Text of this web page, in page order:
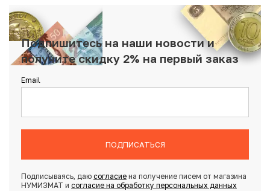
Подпишитесь на наши новости и
получите скидку 2% на первый заказ
Email
ПОДПИСАТЬСЯ
Подписываясь, даю согласиена получение писем от магазина
НУМИЗМАТ и согласие на обработку персональных данных